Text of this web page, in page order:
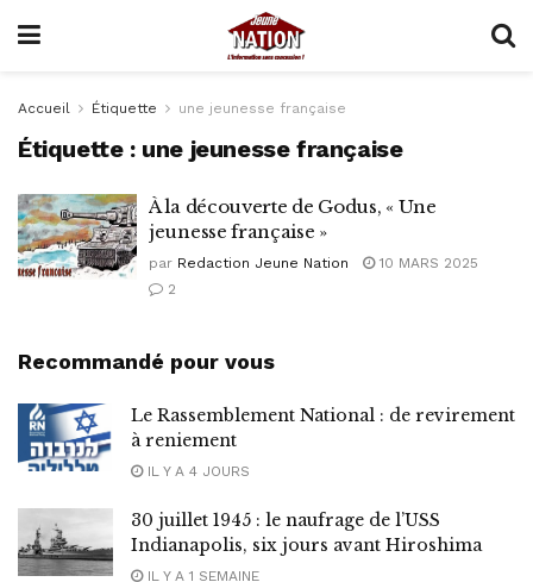
Accueil Étiquette une jeunesse française
Étiquette : une jeunesse française
À la découverte de Godus, « Une
jeunesse française »
par Redaction Jeune Nation
10 MARS 2025
2
Recommandé pour vous
Le Rassemblement National : de revirement
à reniement
IL Y A 4 JOURS
30 juillet 1945 : le naufrage de l’USS
Indianapolis, six jours avant Hiroshima
IL Y A 1 SEMAINE